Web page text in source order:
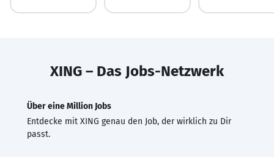
XING – Das Jobs-Netzwerk
Über eine Million Jobs
Entdecke mit XING genau den Job, der wirklich zu Dir
passt.